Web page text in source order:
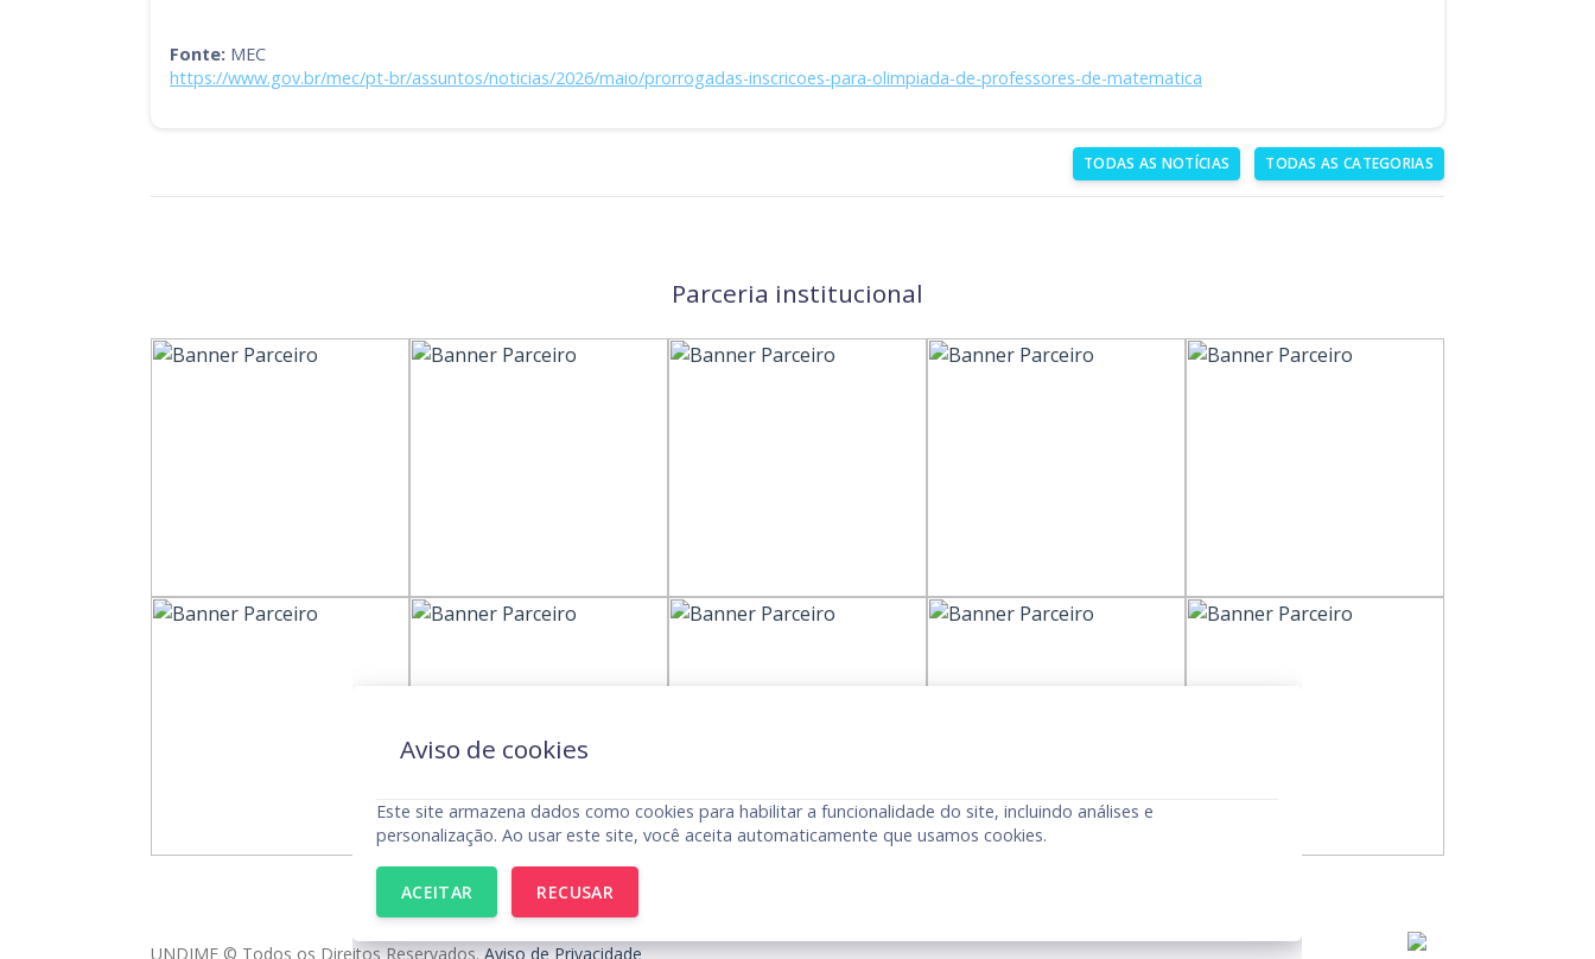
Fonte: MEC
https://www.gov.br/mec/pt-br/assuntos/noticias/2026/maio/prorrogadas-inscricoes-para-olimpiada-de-professores-de-matematica
TODAS AS NOTÍCIAS TODAS AS CATEGORIAS
Parceria institucional
UNDIME © Todos os Direitos Reservados.Aviso de Privacidade
Aviso de cookies
Este site armazena dados como cookies para habilitar a funcionalidade do site, incluindo análises e
personalização. Ao usar este site, você aceita automaticamente que usamos cookies.
ACEITAR RECUSAR